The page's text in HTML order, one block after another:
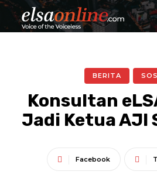
BERITA
Konsultan
Jadi Ketua AJI
Facebook